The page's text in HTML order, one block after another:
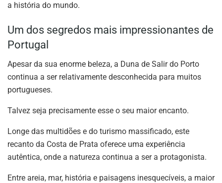
a história do mundo.
Um dos segredos mais impressionantes de
Portugal
Apesar da sua enorme beleza, a Duna de Salir do Porto
continua a ser relativamente desconhecida para muitos
portugueses.
Talvez seja precisamente esse o seu maior encanto.
Longe das multidões e do turismo massificado, este
recanto da Costa de Prata oferece uma experiência
autêntica, onde a natureza continua a ser a protagonista.
Entre areia, mar, história e paisagens inesquecíveis, a maior